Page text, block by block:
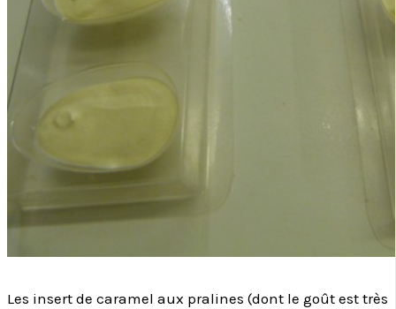
Les insert de caramel aux pralines (dont le goût est très